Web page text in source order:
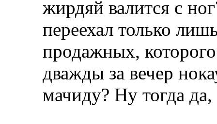
жирдяй валится с
переехал только
продажных,
дважды за вечер
мачиду? Ну тогда